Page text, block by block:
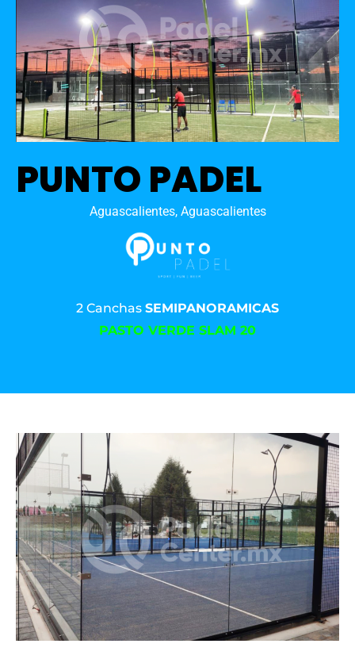
PUNTO PADEL
Aguascalientes, Aguascalientes
2 Canchas SEMIPANORAMICAS
PASTO VERDE SLAM 20